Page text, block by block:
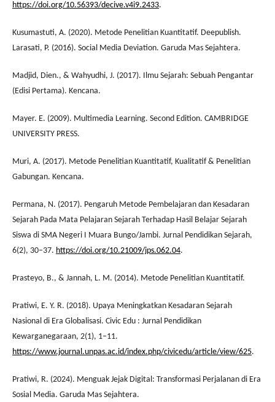
https://doi.org/10.56393/decive.v4i9.2433.
Kusumastuti, A. (2020). Metode Penelitian Kuantitatif. Deepublish.
Larasati, P. (2016). Social Media Deviation. Garuda Mas Sejahtera.
Madjid, Dien., & Wahyudhi, J. (2017). Ilmu Sejarah: Sebuah Pengantar
(Edisi Pertama). Kencana.
Mayer. E. (2009). Multimedia Learning. Second Edition. CAMBRIDGE
UNIVERSITY PRESS.
Muri, A. (2017). Metode Penelitian Kuantitatif, Kualitatif & Penelitian
Gabungan. Kencana.
Permana, N. (2017). Pengaruh Metode Pembelajaran dan Kesadaran
Sejarah Pada Mata Pelajaran Sejarah Terhadap Hasil Belajar Sejarah
Siswa di SMA Negeri I Muara Bungo/Jambi. Jurnal Pendidikan Sejarah,
6(2), 30–37. https://doi.org/10.21009/jps.062.04.
Prasteyo, B., & Jannah, L. M. (2014). Metode Penelitian Kuantitatif.
Pratiwi, E. Y. R. (2018). Upaya Meningkatkan Kesadaran Sejarah
Nasional di Era Globalisasi. Civic Edu : Jurnal Pendidikan
Kewarganegaraan, 2(1), 1–11.
https://www.journal.unpas.ac.id/index.php/civicedu/article/view/625.
Pratiwi, R. (2024). Menguak Jejak Digital: Transformasi Perjalanan di Era
Sosial Media. Garuda Mas Sejahtera.